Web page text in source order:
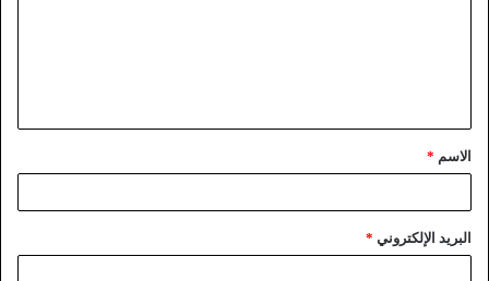
الاسم *
البريد الإلكتروني *